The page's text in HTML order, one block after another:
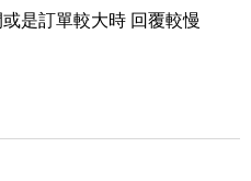
是訂單較大時 回覆較慢